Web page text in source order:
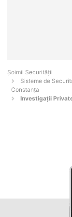
Șoimii Securității
Sisteme de
Constanţa
Investigații